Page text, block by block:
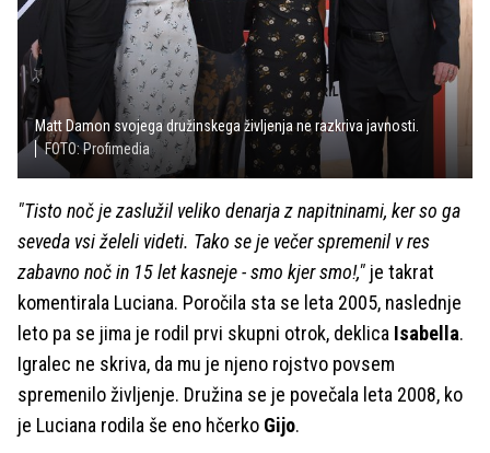
Matt Damon svojega družinskega življenja ne razkriva javnosti.
FOTO: Profimedia
"Tisto noč je zaslužil veliko denarja z napitninami, ker so ga
seveda vsi želeli videti. Tako se je večer spremenil v res
zabavno noč in 15 let kasneje - smo kjer smo!," je takrat
komentirala Luciana. Poročila sta se leta 2005, naslednje
leto pa se jima je rodil prvi skupni otrok, deklica Isabella.
Igralec ne skriva, da mu je njeno rojstvo povsem
spremenilo življenje. Družina se je povečala leta 2008, ko
je Luciana rodila še eno hčerko Gijo.